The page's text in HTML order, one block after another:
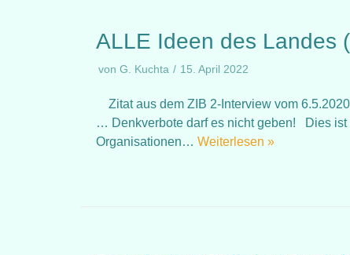
ALLE Ideen des Landes
von G. Kuchta 15. April 2022
Zitat aus dem ZIB 2-Interview vom
… Denkverbote darf es nicht geben! Dies ist
Organisationen… Weiterlesen »